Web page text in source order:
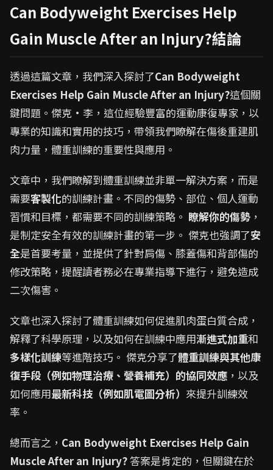
Can Bodyweight Exercises Help
Gain Muscle After an Injury?結論
透過這篇文章，我們深入探討了Can Bodyweight
Exercises Help Gain Muscle After an Injury?這個關
鍵問題。傑克·李，這位經驗豐富的運動康復專家，以
專業的知識和實用的技巧，帶領我們瞭解在傷後重建肌
肉力量，體重訓練的重要性與應用。
文章中，我們瞭解到體重訓練並非單一解決方案，而是
需要客製化的訓練計畫。不同的傷勢、部位、個人運動
習慣和目標，都需要不同的訓練策略。 瞭解你的傷勢 ，
是制定安全有效的訓練計畫的第一步。 傑克也強調了安
全是首要考量，並提供了針對肩傷、膝蓋傷和背部傷的
修改策略，提醒讀者務必在專業指導下進行，避免造成
二次傷害。
文章也深入探討了體重訓練如何促進肌肉蛋白質合成，
解釋了科學原理，以及如何在訓練中應用漸進式加重和
多樣化訓練等進階技巧。 傑克分享了體重訓練與其他康
復手段（例如物理治療、營養補充）的協同效應 ，以及
如何應用最新科技（例如肌電圖分析） 來提升訓練效
率。
總而言之， Can Bodyweight Exercises Help Gain
Muscle After an Injury?答案是肯定的，但關鍵在於